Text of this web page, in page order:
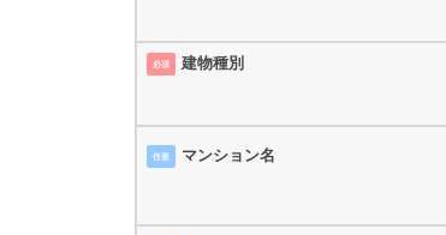
必須 建物種別
任意 マンション名